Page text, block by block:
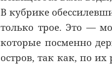
В кубрике
только трое. Это —
которые посменно
остров, так как, по их